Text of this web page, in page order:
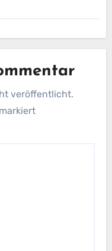
veröffentlicht.
markiert